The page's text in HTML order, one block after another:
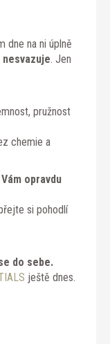
dne na ni úplně
. Jen
pružnost
chemie a
opravdu
si pohodlí
do sebe.
ještě dnes.